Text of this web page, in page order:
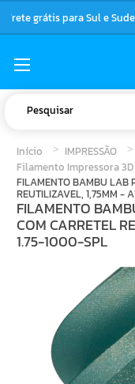
Frete grátis para Sul e
Início IMPRESSÃO
Filamento Impressora 3D
FILAMENTO BAMBU LAB
REUTILIZAVEL, 1,75MM -
FILAMENTO
COM CARRETEL
1.75-1000-SPL